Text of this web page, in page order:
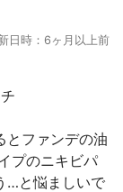
日時：6ヶ月以上前
とファンデの油
プのニキビパ
…と悩ましいで